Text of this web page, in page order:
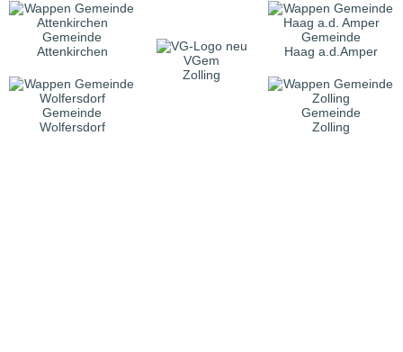
Gemeinde
Attenkirchen
VGem
Zolling
Gemeinde
Haag a.d.Amper
Gemeinde
Wolfersdorf
Gemeinde
Zolling